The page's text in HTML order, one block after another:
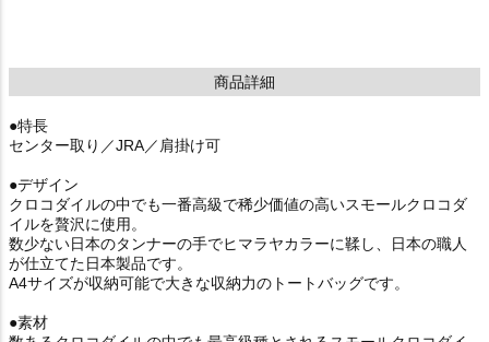
商品詳細
●特長
センター取り／JRA／肩掛け可
●デザイン
クロコダイルの中でも一番高級で稀少価値の高いスモールクロコダ
イルを贅沢に使用。
数少ない日本のタンナーの手でヒマラヤカラーに鞣し、日本の職人
が仕立てた日本製品です。
A4サイズが収納可能で大きな収納力のトートバッグです。
●素材